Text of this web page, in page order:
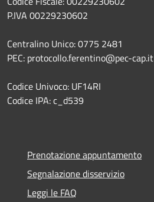
P.IVA 00229230602
Centralino Unico: 0775 2481
PEC: protocollo.ferentino@pec-cap.it
Codice Univoco: UF14RI
Codice IPA: c_d539
Prenotazione appuntamento
Segnalazione disservizio
Leggi le FAQ